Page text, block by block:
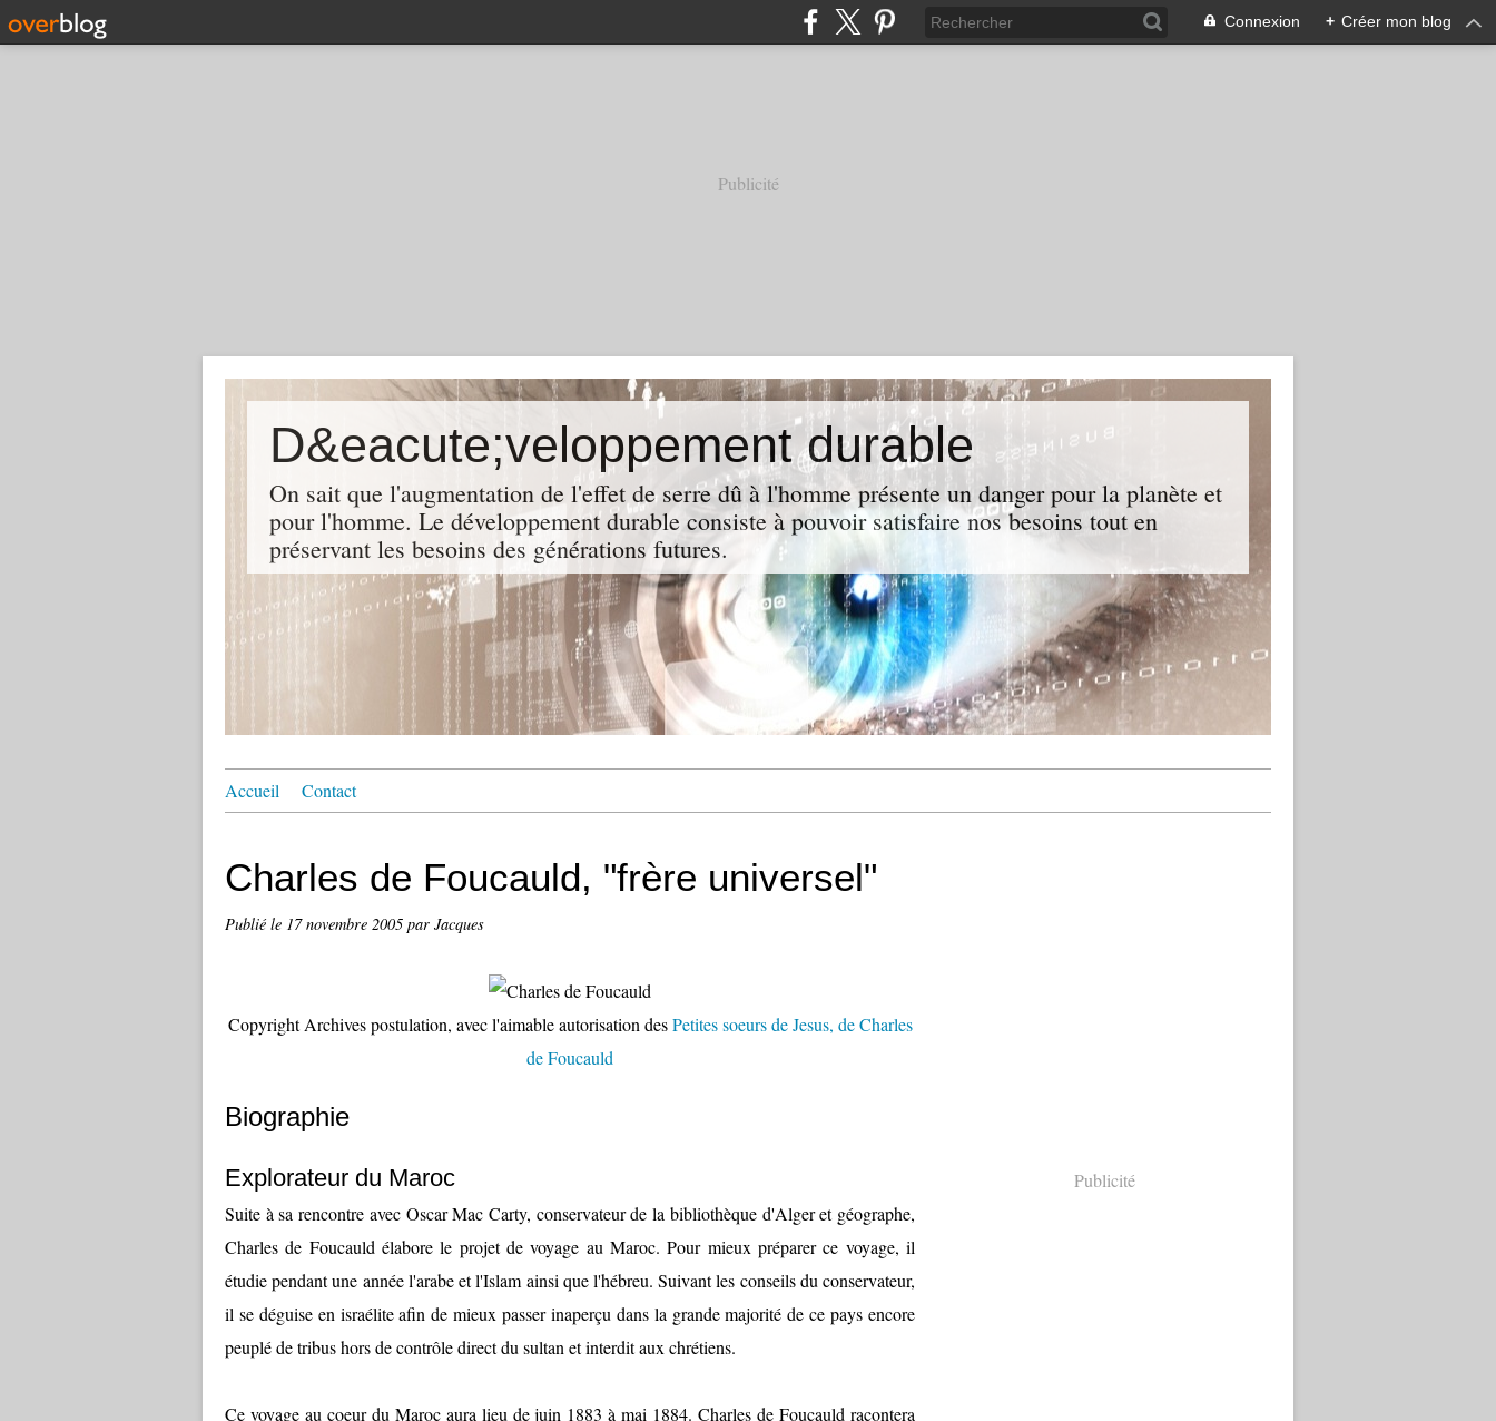
Connexion + Créer mon blog
Publicité
D&eacute;veloppement durable
On sait que l'augmentation de l'effet de serre dû à l'homme présente un danger pour la planète et
pour l'homme. Le développement durable consiste à pouvoir satisfaire nos besoins tout en
préservant les besoins des générations futures.
Accueil Contact
Charles de Foucauld, "frère universel"
Publié le 17 novembre 2005 par Jacques
Copyright Archives postulation, avec l'aimable autorisation desPetites soeurs de Jesus, de Charles
de Foucauld
Biographie
Explorateur du Maroc
Suite à sa rencontre avec Oscar Mac Carty, conservateur de la bibliothèque d'Alger et géographe,
Charles de Foucauld élabore le projet de voyage au Maroc. Pour mieux préparer ce voyage, il
étudie pendant une année l'arabe et l'Islam ainsi que l'hébreu. Suivant les conseils du conservateur,
il se déguise en israélite afin de mieux passer inaperçu dans la grande majorité de ce pays encore
peuplé de tribus hors de contrôle direct du sultan et interdit aux chrétiens.
Ce voyage au coeur du Maroc aura lieu de juin 1883 à mai 1884. Charles de Foucauld racontera
Publicité